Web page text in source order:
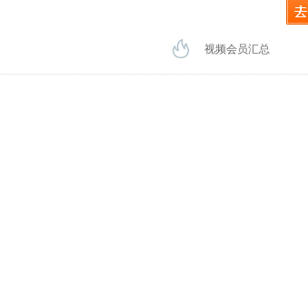
视频会员汇总